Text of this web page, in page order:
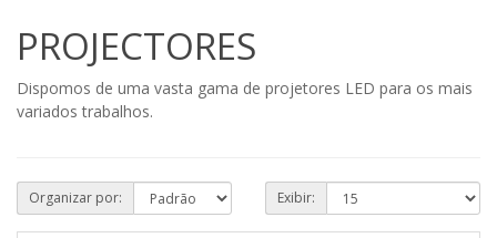
PROJECTORES
Dispomos de uma vasta gama de projetores LED para os mais
variados trabalhos.
Organizar por: Exibir: